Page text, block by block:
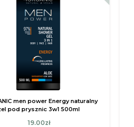
men power Energy naturalny
pod prysznic 3w1 500ml
19.00zł